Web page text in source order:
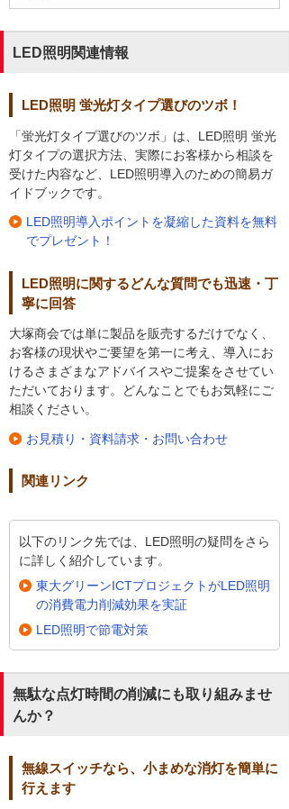
LED照明関連情報
LED照明 蛍光灯タイプ選びのツボ！
「蛍光灯タイプ選びのツボ」は、LED照明 蛍光
灯タイプの選択方法、実際にお客様から相談を
受けた内容など、LED照明導入のための簡易ガ
イドブックです。
LED照明導入ポイントを凝縮した資料を無料
でプレゼント！
LED照明に関するどんな質問でも迅速・丁
寧に回答
大塚商会では単に製品を販売するだけでなく、
お客様の現状やご要望を第一に考え、導入にお
けるさまざまなアドバイスやご提案をさせてい
ただいております。どんなことでもお気軽にご
相談ください。
お見積り・資料請求・お問い合わせ
関連リンク
以下のリンク先では、LED照明の疑問をさら
に詳しく紹介しています。
東大グリーンICTプロジェクトがLED照明
の消費電力削減効果を実証
LED照明で節電対策
無駄な点灯時間の削減にも取り組みませ
んか？
無線スイッチなら、小まめな消灯を簡単に
行えます